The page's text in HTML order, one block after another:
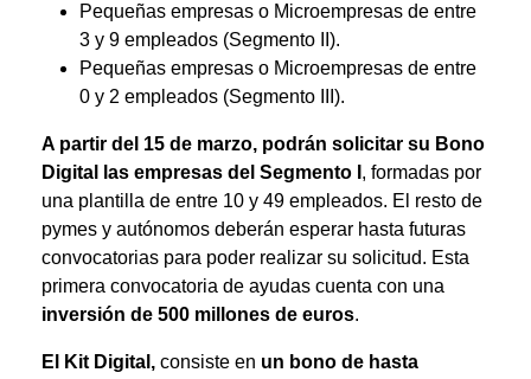
Pequeñas empresas o Microempresas de entre
3 y 9 empleados (Segmento II).
Pequeñas empresas o Microempresas de entre
0 y 2 empleados (Segmento III).
A partir del 15 de marzo, podrán solicitar su Bono
Digital las empresas del Segmento I , formadas por
una plantilla de entre 10 y 49 empleados. El resto de
pymes y autónomos deberán esperar hasta futuras
convocatorias para poder realizar su solicitud. Esta
primera convocatoria de ayudas cuenta con una
inversión de 500 millones de euros.
El Kit Digital, consiste en un bono de hasta